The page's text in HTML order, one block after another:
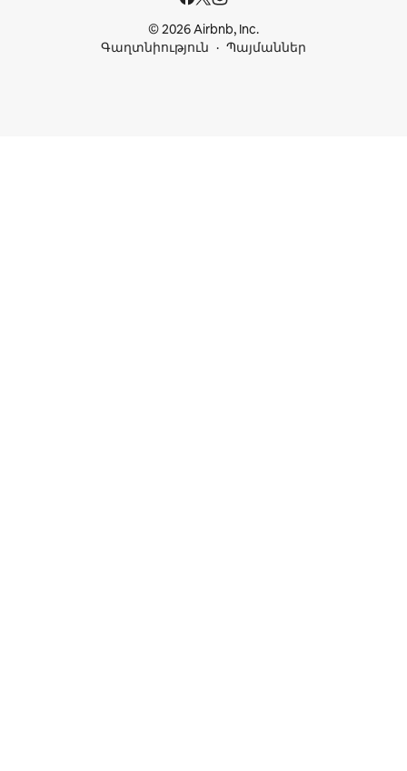
© 2026 Airbnb, Inc.
Գաղտնիություն
Պայմաններ